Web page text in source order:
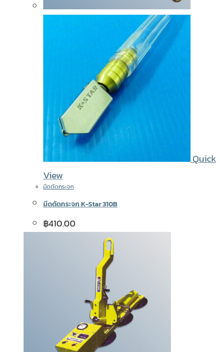
Quick
View
มีดตัดกระจก
มีดตัดกระจก K-Star 310B
฿410.00